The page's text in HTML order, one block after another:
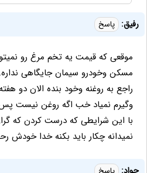
رفیق: پاسخ
موقعی که قیمت یه تخم مرغ رو
مسکن وخودرو سیمان جایگاهی
راجع به روغنه وخود بنده الان دو
وگیرم نمیاد خب اگه روغن نیست پس
با این شرایطی که درست کردن که
نمیدانه چکار باید بکنه خدا خودش